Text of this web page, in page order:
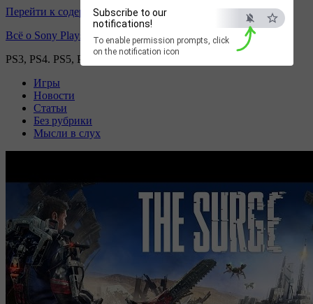
Subscribe to our
notifications!
To enable permission prompts, click
on the notification icon
Перейти к содержимому
Всё о Sony Playstation
PS3, PS4. PS5, PS games
Игры
Новости
Статьи
Без рубрики
Мысли в слух